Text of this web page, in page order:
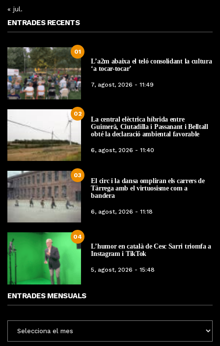
« jul.
ENTRADES RECENTS
01
L’a2m abaixa el teló consolidant la cultura
‘a tocar-tocar’
7, agost, 2026 - 11:49
02
La central elèctrica híbrida entre
Guimerà, Ciutadilla i Passanant i Belltall
obté la declaració ambiental favorable
6, agost, 2026 - 11:40
03
El circ i la dansa ompliran els carrers de
Tàrrega amb el virtuosisme com a
bandera
6, agost, 2026 - 11:18
04
L’humor en català de Cesc Sarri triomfa a
Instagram i TikTok
5, agost, 2026 - 15:48
ENTRADES MENSUALS
MENSUALS